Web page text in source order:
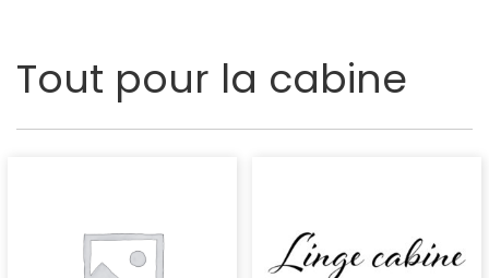
Tout pour la cabine